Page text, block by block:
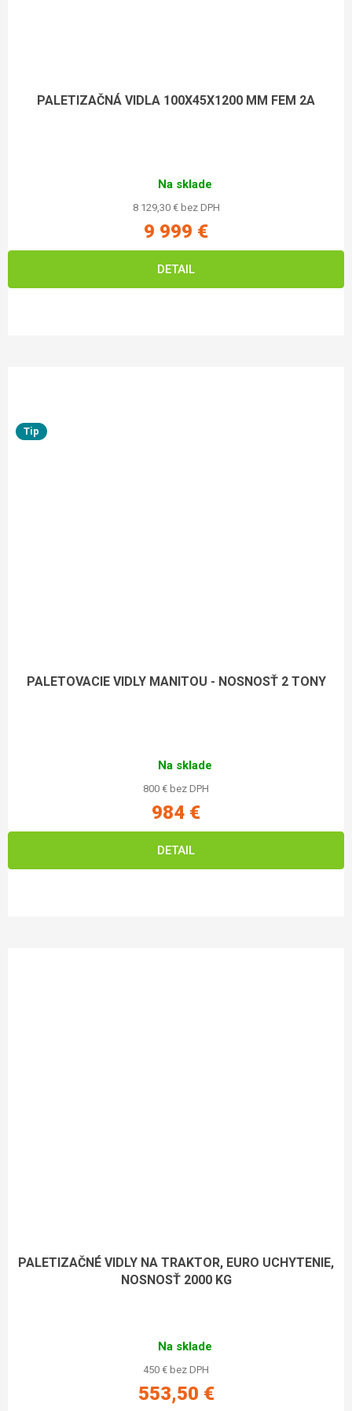
PALETIZAČNÁ VIDLA 100X45X1200 MM FEM 2A
Na sklade
8 129,30 € bez DPH
9 999 €
DETAIL
Tip
PALETOVACIE VIDLY MANITOU - NOSNOSŤ 2 TONY
Na sklade
800 € bez DPH
984 €
DETAIL
PALETIZAČNÉ VIDLY NA TRAKTOR, EURO UCHYTENIE,
NOSNOSŤ 2000 KG
Na sklade
450 € bez DPH
553,50 €